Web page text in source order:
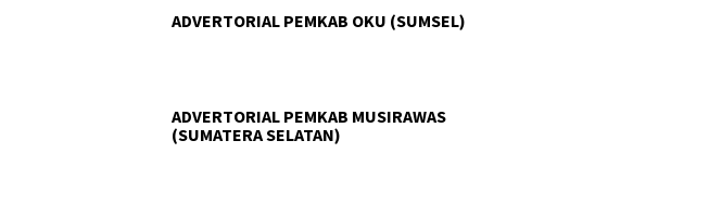
ADVERTORIAL PEMKAB OKU (SUMSEL)
ADVERTORIAL PEMKAB MUSIRAWAS
(SUMATERA SELATAN)